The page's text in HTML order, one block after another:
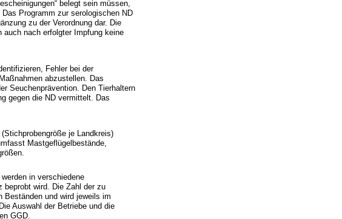
belegt sein müssen,
Programm zur serologischen ND
zu der Verordnung dar. Die
auch nach erfolgter Impfung keine
Fehler bei der
abzustellen. Das
Seuchenprävention. Den Tierhaltern
gegen die ND vermittelt. Das
je Landkreis)
Mastgeflügelbestände,
in verschiedene
beprobt wird. Die Zahl der zu
Beständen und wird jeweils im
Auswahl der Betriebe und die
GGD.